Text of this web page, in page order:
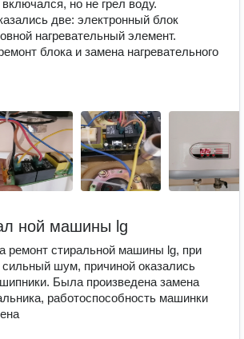
но не грел воду.
две: электронный блок
нагревательный элемент.
блока и замена нагревательного
ной машины lg
ремонт стиральной машины lg, при
шум, причиной оказались
Была произведена замена
работоспособность машинки